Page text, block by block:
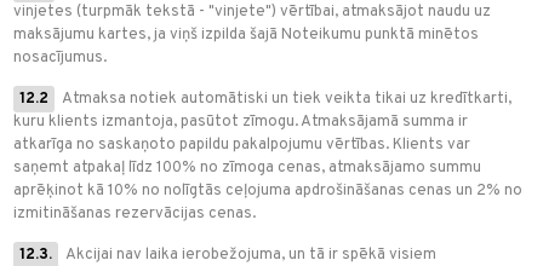
vinjetes (turpmāk tekstā - "vinjete") vērtībai, atmaksājot naudu uz
maksājumu kartes, ja viņš izpilda šajā Noteikumu punktā minētos
nosacījumus.
12.2
Atmaksa notiek automātiski un tiek veikta tikai uz kredītkarti,
kuru klients izmantoja, pasūtot zīmogu. Atmaksājamā summa ir
atkarīga no saskaņoto papildu pakalpojumu vērtības. Klients var
saņemt atpakaļ līdz 100% no zīmoga cenas, atmaksājamo summu
aprēķinot kā 10% no nolīgtās ceļojuma apdrošināšanas cenas un 2% no
izmitināšanas rezervācijas cenas.
12.3.
Akcijai nav laika ierobežojuma, un tā ir spēkā visiem